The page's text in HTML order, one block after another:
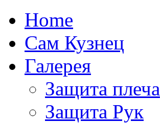
Home
Сам Кузнец
Галерея
Защита плеча
Защита Рук